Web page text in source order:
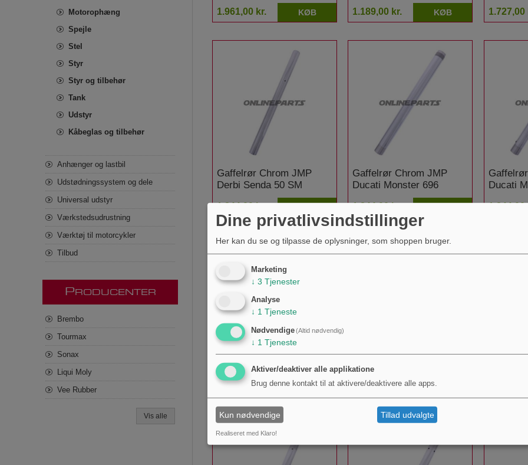
1.961,00 kr. KØB 1.189,00 kr. KØB 1.727,00
Gaffelrør Chrom JMP
Derbi Senda 50 SM
1.844,00 kr.
Gaffelrør Chrom JMP
Ducati Monster 696
1.844,00 kr.
Ducati
1.844,00
Gaffelrør Chrom JMP
Harley Davidson XL 883
1.961,00 kr.
Gaffelrør Chrom JMP
Honda CB 1300 Super
1.844,00 kr. 1.698,00
Motorophæng
Spejle
Stel
Styr
Styr og tilbehør
Tank
Udstyr
Kåbeglas og tilbehør
Anhænger og lastbil
Udstødningssystem og dele
Universal udstyr
Værkstedsudrustning
Værktøj til motorcykler
Tilbud
P RODUCENTER
Brembo
Tourmax
Sonax
Liqui Moly
Vee Rubber
Vis alle
Dine privatlivsindstillinger
Her kan du se og tilpasse de oplysninger, som shoppen bruger.
Marketing
↓ 3 Tjenester
Analyse
↓ 1 Tjeneste
Nødvendige(Altid nødvendig)
↓ 1 Tjeneste
Aktiver/deaktiver alle applikatione
Brug denne kontakt til at aktivere/deaktivere alle apps.
Kun nødvendige Tillad udvalgte
Realiseret med Klaro!